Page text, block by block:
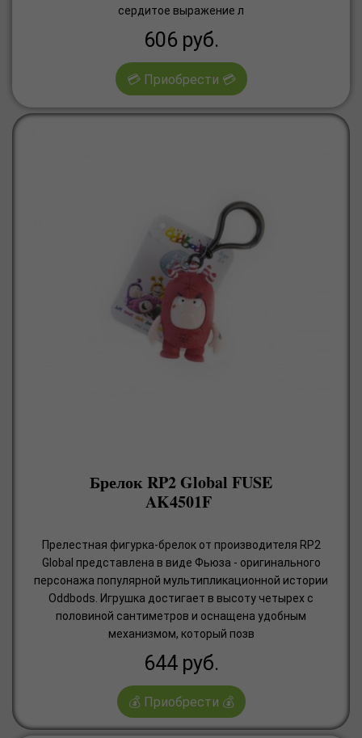
сердитое выражение л
606 руб.
💳 Приобрести 💳
Брелок RP2 Global FUSE
AK4501F
Прелестная фигурка-брелок от производителя RP2
Global представлена в виде Фьюза - оригинального
персонажа популярной мультипликационной истории
Oddbods. Игрушка достигает в высоту четырех с
половиной сантиметров и оснащена удобным
механизмом, который позв
644 руб.
💰 Приобрести 💰